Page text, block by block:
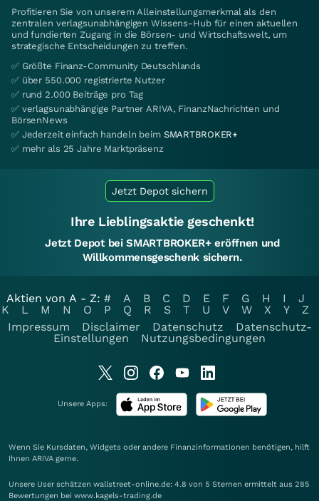
Profitieren Sie von unserem Alleinstellungsmerkmal als den
zentralen verlagsunabhängigen Wissens-Hub für einen aktuellen
und fundierten Zugang in die Börsen- und Wirtschaftswelt, um
strategische Entscheidungen zu treffen.
✅ Größte Finanz-Community Deutschlands
✅ über 550.000 registrierte Nutzer
✅ rund 2.000 Beiträge pro Tag
✅ verlagsunabhängige Partner ARIVA, FinanzNachrichten und
BörsenNews
✅ Jederzeit einfach handeln beim SMARTBROKER+
✅ mehr als 25 Jahre Marktpräsenz
Jetzt Depot sichern
Ihre Lieblingsaktie geschenkt!
Jetzt Depot bei SMARTBROKER+ eröffnen und
Willkommensgeschenk sichern.
Aktien von A - Z: # A B C D E F G H I
J
K
L M N O P Q R S T U V W X Y
Z
Impressum
Disclaimer Datenschutz
Datenschutz-
Einstellungen
Nutzungsbedingungen
Unsere Apps:
Wenn Sie Kursdaten, Widgets oder andere Finanzinformationen benötigen, hilft
Ihnen ARIVA gerne.
Unsere User schätzen wallstreet-online.de: 4.8 von 5 Sternen ermittelt aus 285
Bewertungen bei www.kagels-trading.de